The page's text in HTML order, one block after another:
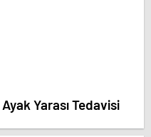
Yarası Tedavisi